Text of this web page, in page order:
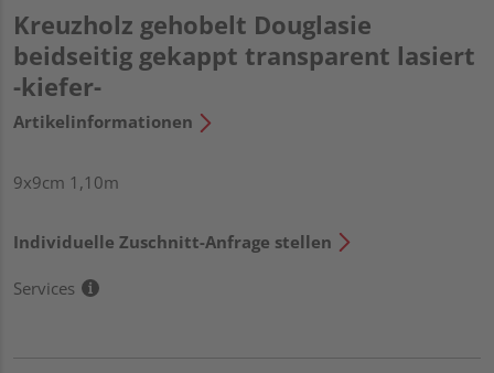
Kreuzholz gehobelt Douglasie
beidseitig gekappt transparent lasiert
-kiefer-
Artikelinformationen
9x9cm 1,10m
Individuelle Zuschnitt-Anfrage stellen
Services